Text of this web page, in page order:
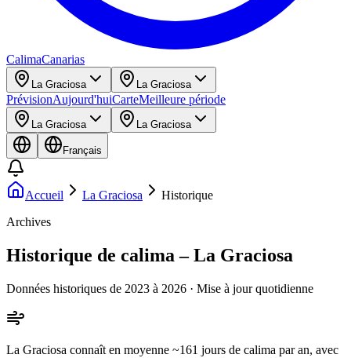
CalimaCanarias
La Graciosa La Graciosa
PrévisionAujourd'huiCarteMeilleure période
La Graciosa La Graciosa
Français
Accueil La Graciosa
Historique
Archives
Historique de calima – La Graciosa
Données historiques de 2023 à 2026 · Mise à jour quotidienne
La Graciosa connaît en moyenne ~161 jours de calima par an, avec